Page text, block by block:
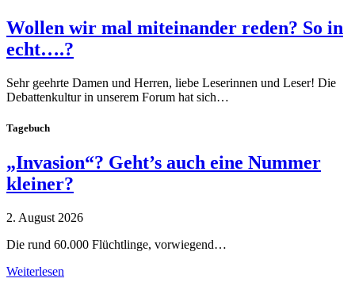
Wollen wir mal miteinander reden? So in
echt….?
Sehr geehrte Damen und Herren, liebe Leserinnen und Leser! Die
Debattenkultur in unserem Forum hat sich…
Tagebuch
„Invasion“? Geht’s auch eine Nummer
kleiner?
2. August 2026
Die rund 60.000 Flüchtlinge, vorwiegend…
Weiterlesen